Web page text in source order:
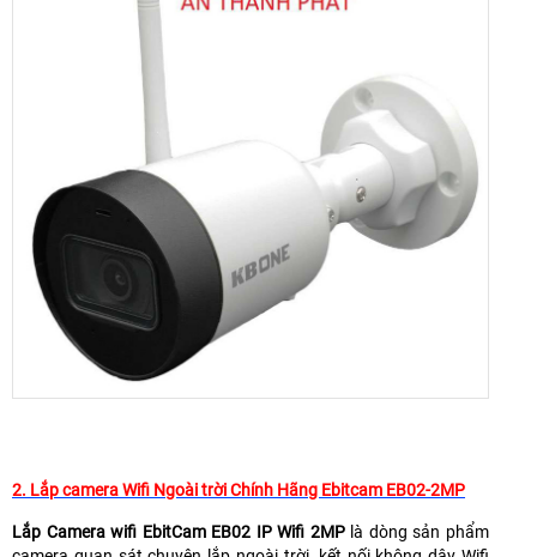
2. Lắp camera Wifi Ngoài trời Chính Hãng Ebitcam EB02-2MP
Lắp Camera wifi EbitCam EB02 IP Wifi 2MPlà dòng sản phẩm